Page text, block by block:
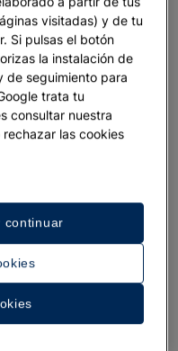
forma que el usuario
a su utilización. La
las condiciones
dicho usuario de las
que es mayor de
Web los menores de
de sus padres,
serán considerados
por los menores a
visitadas) y de tu
Si pulsas el botón
la instalación de
de seguimiento para
trata tu
consultar nuestra
las cookies
continuar